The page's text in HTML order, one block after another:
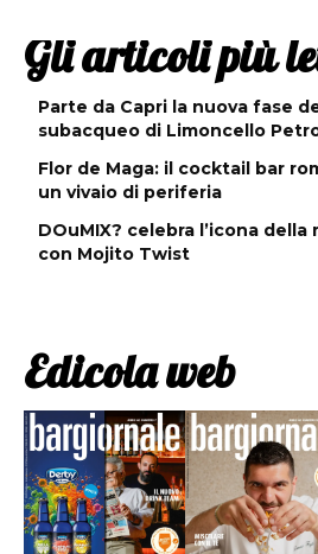
Gli articoli più
Parte da Capri la nuova fase
subacqueo di Limoncello
Flor de Maga: il cocktail bar
un vivaio di periferia
DOuMIX? celebra l’icona della
con Mojito Twist
Edicola web